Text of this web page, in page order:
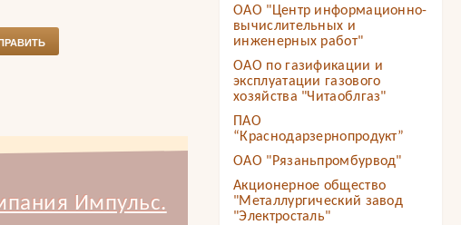
Импульс.
ОАО "Центр информационно-
вычислительных и
инженерных работ"
ОАО по газификации и
эксплуатации газового
хозяйства "Читаоблгаз"
ПАО
“Краснодарзернопродукт”
ОАО "Рязаньпромбурвод"
Акционерное общество
"Металлургический завод
"Электросталь"